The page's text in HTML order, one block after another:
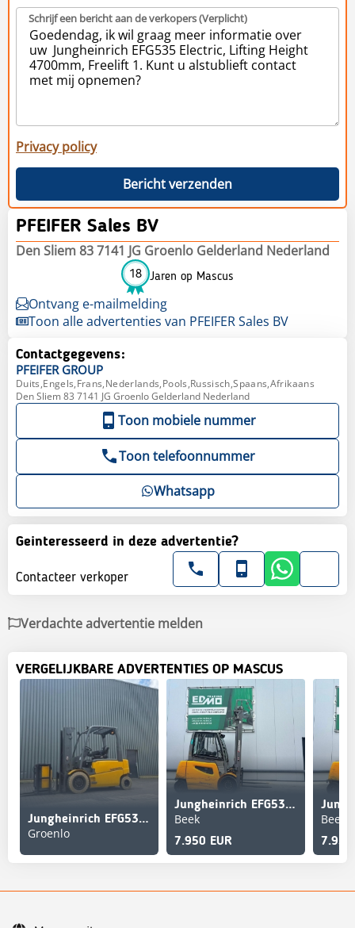
Schrijf een bericht aan de verkopers (Verplicht)
Privacy policy
Bericht verzenden
PFEIFER Sales BV
Den Sliem 83 7141 JG Groenlo Gelderland Nederland
18 Jaren op Mascus
Ontvang e-mailmelding
Toon alle advertenties van PFEIFER Sales BV
Contactgegevens:
PFEIFER GROUP
Duits,Engels,Frans,Nederlands,Pools,Russisch,Spaans,Afrikaans
Den Sliem 83 7141 JG Groenlo Gelderland Nederland
Toon mobiele nummer
Toon telefoonnummer
Whatsapp
Geinteresseerd in deze advertentie?
Contacteer verkoper
Verdachte advertentie melden
VERGELIJKBARE ADVERTENTIES OP MASCUS
Jungheinrich EFG535 Electric, Lifting Height 4700mm, Freelift 1
Groenlo
Jungheinrich EFG535ks Heftruck
Beek
7.950 EUR
Beek
7.950